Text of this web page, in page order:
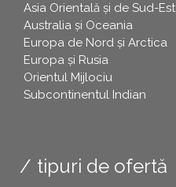
Asia Orientală și de Sud-Est
Australia și Oceania
Europa de Nord și Arctica
Europa și Rusia
Orientul Mijlociu
Subcontinentul Indian
tipuri de ofertă